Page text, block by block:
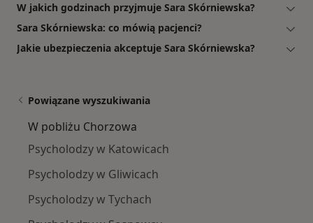
W jakich godzinach przyjmuje Sara Skórniewska?
Sara Skórniewska: co mówią pacjenci?
Jakie ubezpieczenia akceptuje Sara Skórniewska?
Powiązane wyszukiwania
W pobliżu Chorzowa
Psycholodzy w Katowicach
Psycholodzy w Gliwicach
Psycholodzy w Tychach